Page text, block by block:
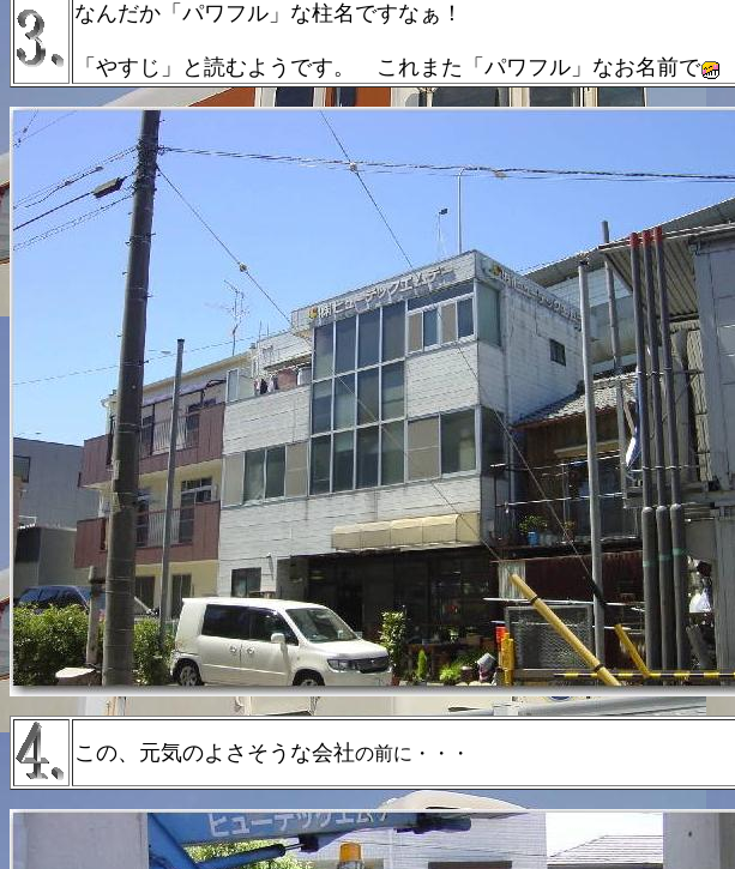
なんだか「パワフル」な柱名ですなぁ！
「やすじ」と読むようです。 これまた「パワフル」なお名前で
この、元気のよさそうな会社の前に・・・